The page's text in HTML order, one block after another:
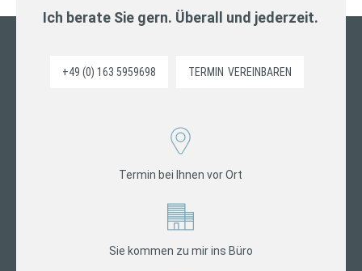
Ich berate Sie gern. Überall und jederzeit.
+49 (0) 163 5959698 TERMIN VEREINBAREN
Termin bei Ihnen vor Ort
Sie kommen zu mir ins Büro